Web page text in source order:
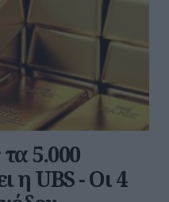
5.000
η UBS - Οι 4